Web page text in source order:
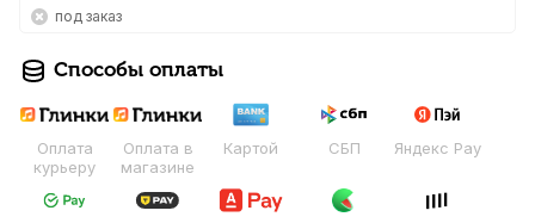
Под заказ
Способы оплаты
Оплата
курьеру
Оплата в
магазине
Картой СБП Яндекс Pay